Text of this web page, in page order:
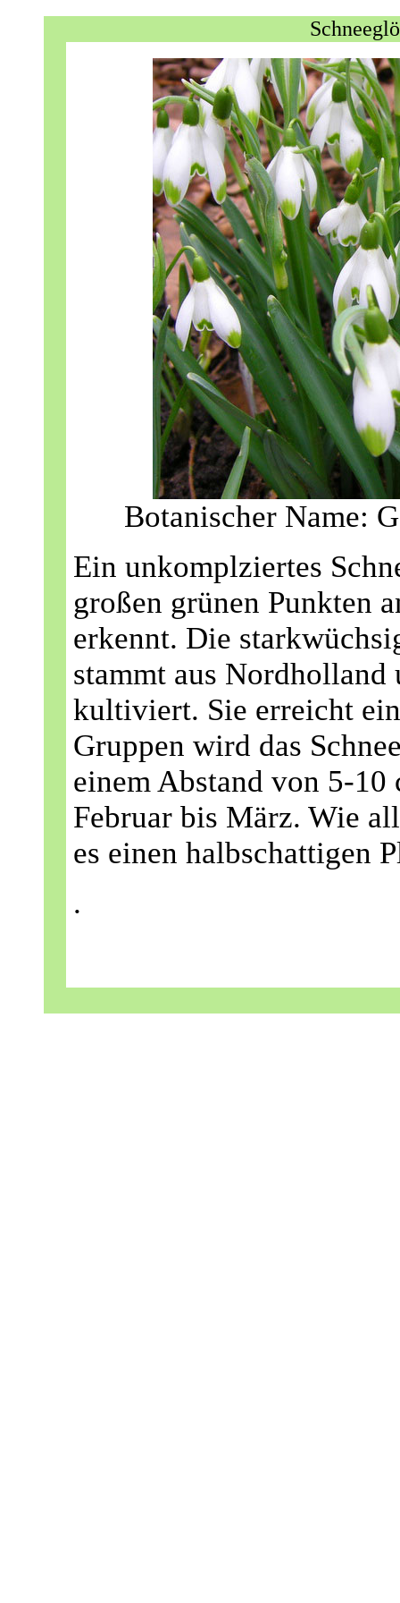
Botanischer Name:
Ein unkomplziertes
großen grünen Punkten
erkennt. Die
stammt aus
kultiviert. Sie erreicht
Gruppen wird das
einem Abstand von 5-
Februar bis März. Wie
es einen halbschattigen
.